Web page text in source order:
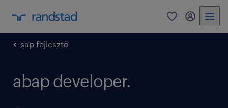
0 fiókom
sap fejlesztő
abap developer.